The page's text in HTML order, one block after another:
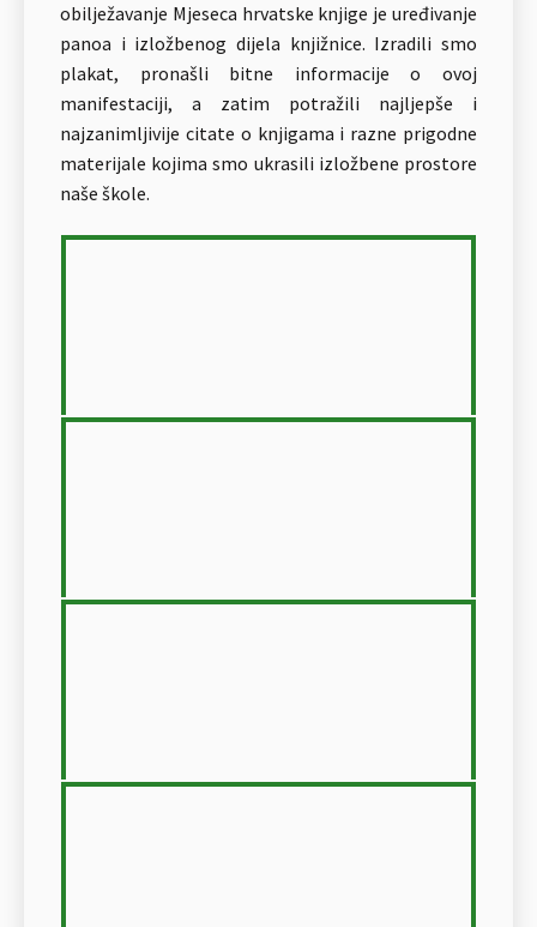
obilježavanje Mjeseca hrvatske knjige je uređivanje
panoa i izložbenog dijela knjižnice. Izradili smo
plakat, pronašli bitne informacije o ovoj
manifestaciji, a zatim potražili najljepše i
najzanimljivije citate o knjigama i razne prigodne
materijale kojima smo ukrasili izložbene prostore
naše škole.